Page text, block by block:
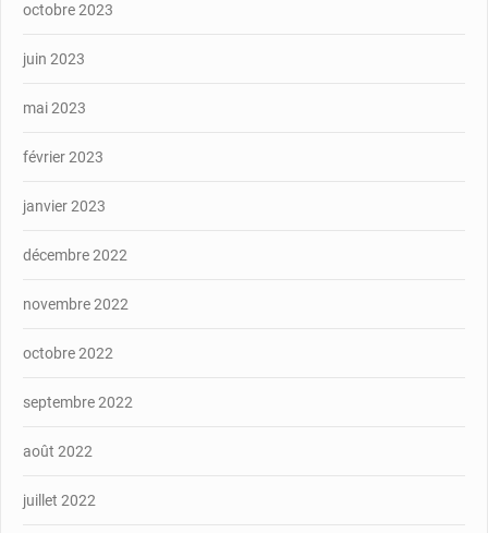
octobre 2023
juin 2023
mai 2023
février 2023
janvier 2023
décembre 2022
novembre 2022
octobre 2022
septembre 2022
août 2022
juillet 2022